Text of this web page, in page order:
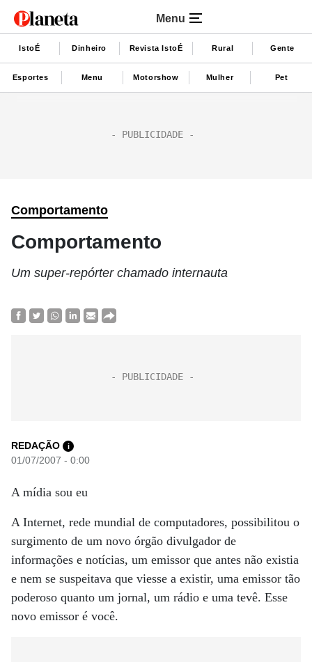
Menu
IstoÉ Dinheiro Revista IstoÉ Rural Gente
Esportes Menu Motorshow Mulher Pet
Comportamento
Comportamento
Um super-repórter chamado internauta
REDAÇÃO i
01/07/2007 - 0:00
A mídia sou eu
A Internet, rede mundial de computadores, possibilitou o
surgimento de um novo órgão divulgador de
informações e notícias, um emissor que antes não existia
e nem se suspeitava que viesse a existir, uma emissor tão
poderoso quanto um jornal, um rádio e uma tevê. Esse
novo emissor é você.